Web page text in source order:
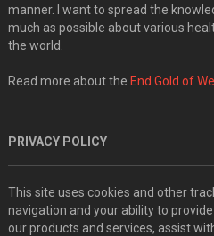
manner. I want to spread the
much as possible about various
the world.
Read more about the End Gold of
PRIVACY POLICY
This site uses cookies and other
navigation and your ability to
our products and services, assist